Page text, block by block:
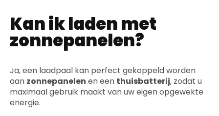
Kan ik laden met
zonnepanelen?
Ja, een laadpaal kan perfect gekoppeld worden
aan zonnepanelen en een thuisbatterij, zodat u
maximaal gebruik maakt van uw eigen opgewekte
energie.